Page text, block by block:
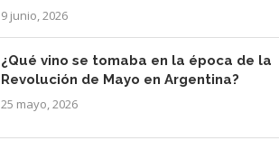
9 junio, 2026
¿Qué vino se tomaba en la época de la
Revolución de Mayo en Argentina?
25 mayo, 2026